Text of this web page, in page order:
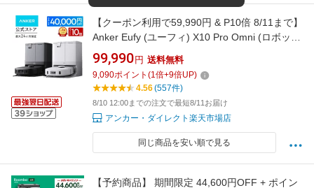
【クーポン利用で59,990円 & P10倍 8/11まで】
Anker Eufy (ユーフィ) X10 Pro Omni (ロボット
掃除機)【加圧式デュアル回転モップ搭載 自動
ゴミ収集ステーション モップ自動洗浄・乾燥機
能付き 毛絡み除去システム モップリフト 水拭
99,990 円 送料無料
9,090ポイント (1倍+9倍UP)
4.56(557件)
8/10 12:00までの注文で最短8/11お届け
アンカー・ダイレクト楽天市場店
同じ商品を安い順で見る
【予約商品】 期間限定 44,600円OFF + ポイン